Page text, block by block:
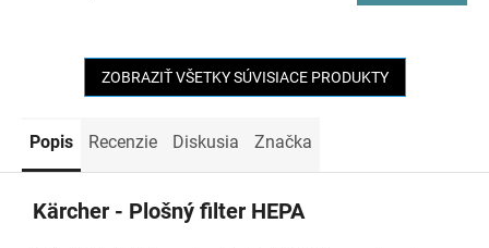
ZOBRAZIŤ VŠETKY SÚVISIACE PRODUKTY
Popis Recenzie Diskusia Značka
Kärcher - Plošný filter HEPA